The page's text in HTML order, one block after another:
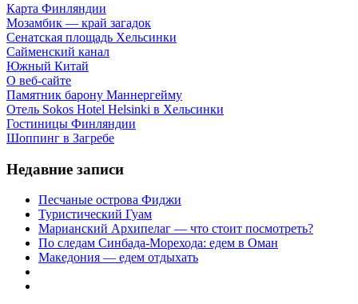
Карта Финляндии
Мозамбик — край загадок
Сенатская площадь Хельсинки
Сайменский канал
Южный Китай
О веб-сайте
Памятник барону Маннергейму
Отель Sokos Hotel Helsinki в Хельсинки
Гостиницы Финляндии
Шоппинг в Загребе
Недавние записи
Песчаные острова Фиджи
Туристический Гуам
Марианский Архипелаг — что стоит посмотреть?
По следам Синбада-Морехода: едем в Оман
Македония — едем отдыхать